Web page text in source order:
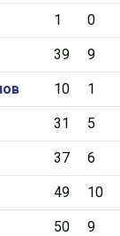
1 0
39 9
10 1
31 5
37 6
49 10
50 9